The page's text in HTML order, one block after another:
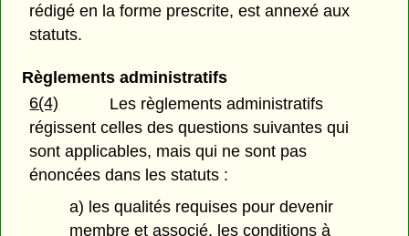
rédigé en la forme prescrite, est annexé aux
statuts.
Règlements administratifs
6(4)
Les règlements administratifs
régissent celles des questions suivantes qui
sont applicables, mais qui ne sont pas
énoncées dans les statuts :
a) les qualités requises pour devenir
membre et associé, les conditions à